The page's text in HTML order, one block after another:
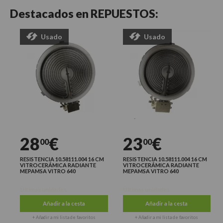
Destacados en REPUESTOS:
Usado
2800€
RESISTENCIA 10.58111.004 16 CM
VITROCERÁMICA RADIANTE
MEPAMSA VITRO 640
Añadir a la cesta
+ Añadir a mi lista de favoritos
Usado
2300€
RESISTENCIA 10.58111.004 16 CM
VITROCERÁMICA RADIANTE
MEPAMSA VITRO 640
Añadir a la cesta
+ Añadir a mi lista de favoritos